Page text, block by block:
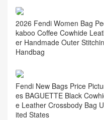
相关推荐
Fendi New Mamma Baguette
k‑Tea Color Lambskin Leath
er USA
2026 Fendi Women Bag Pee